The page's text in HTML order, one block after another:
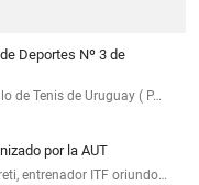
Deportes Nº 3 de
de Tenis de Uruguay ( P…
por la AUT
entrenador ITF oriundo…